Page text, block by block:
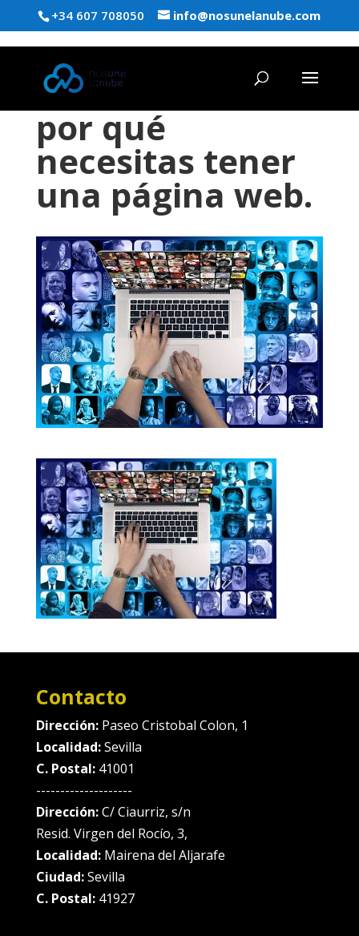
+34 607 708050 info@nosunelanube.com
por qué
necesitas tener
una página web.
Contacto
Dirección: Paseo Cristobal Colon, 1
Localidad:Sevilla
C. Postal:41001
--------------------
Dirección:C/ Ciaurriz, s/n
Resid. Virgen del Rocío, 3,
Localidad:Mairena del Aljarafe
Ciudad:Sevilla
C. Postal:41927